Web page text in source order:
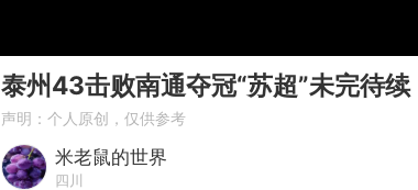
泰州43击败南通夺冠“苏超”未完待续
声明：个人原创，仅供参考
米老鼠的世界
四川